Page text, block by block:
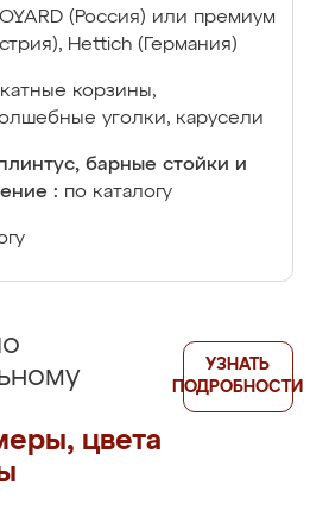
(Россия) или премиум
Hettich (Германия)
корзины,
уголки, карусели
барные стойки и
: по каталогу
цвета
УЗНАТЬ
ПОДРОБНОСТИ